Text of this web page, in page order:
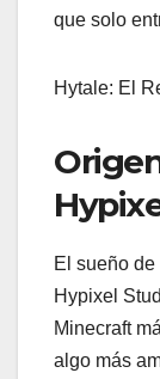
que solo
Hytale: El
El sueño
Hypixel
Minecraft
algo más